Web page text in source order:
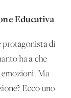
Educativa
protagonista di
ha a che
Ma
Ecco uno